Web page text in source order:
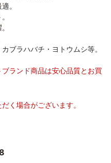
。
ブラハバチ・ヨトウムシ等。
ランド商品は安心品質とお買
く場合がございます。